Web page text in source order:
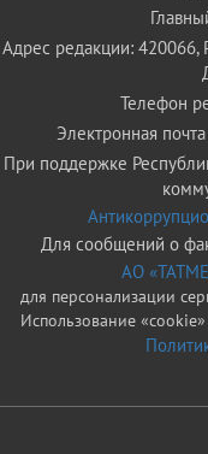
Адрес редакции: 420066,
Телефон
Электронная
При поддержке
Для сообщений о
АО
для персонализации
Использование